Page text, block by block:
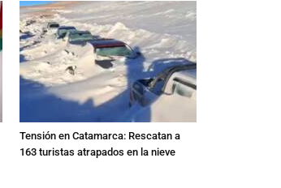
Tensión en Catamarca: Rescatan a
163 turistas atrapados en la nieve